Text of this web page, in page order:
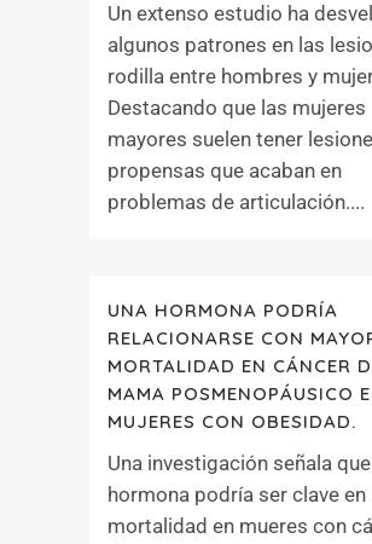
Un extenso estudio ha
algunos patrones en las
rodilla entre hombres y
Destacando que las mujeres
mayores suelen tener
propensas que acaban en
problemas de articulación....
UNA HORMONA PODRÍA
RELACIONARSE CON
MORTALIDAD EN CÁNCER
MAMA POSMENOPÁUSICO
MUJERES CON OBESIDAD.
Una investigación señala
hormona podría ser clave en
mortalidad en mueres con